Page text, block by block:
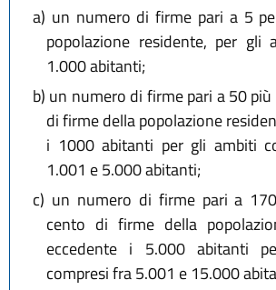
a) un numero di firme pari a 5
popolazione residente, per gli
1.000 abitanti;
b) un numero di firme pari a 50
di firme della popolazione
i 1000 abitanti per gli ambiti
1.001 e 5.000 abitanti;
c) un numero di firme pari a
cento di firme della
eccedente i 5.000 abitanti
compresi fra 5.001 e 15.000